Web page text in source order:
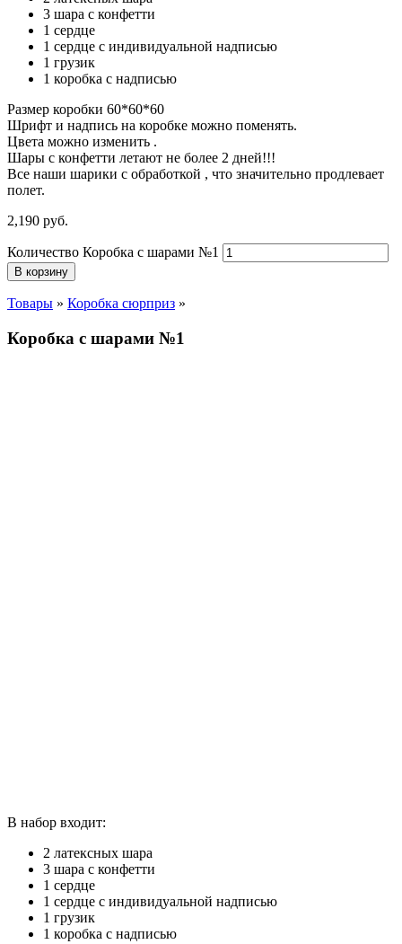
3 шара с конфетти
1 сердце
1 сердце с индивидуальной надписью
1 грузик
1 коробка с надписью
Размер коробки 60*60*60
Шрифт и надпись на коробке можно поменять.
Цвета можно изменить .
Шары с конфетти летают не более 2 дней!!!
Все наши шарики с обработкой , что значительно продлевает
полет.
2,190 руб.
Количество Коробка с шарами №1
В корзину
Товары » Коробка сюрприз »
Коробка с шарами №1
В набор входит:
2 латексных шара
3 шара с конфетти
1 сердце
1 сердце с индивидуальной надписью
1 грузик
1 коробка с надписью